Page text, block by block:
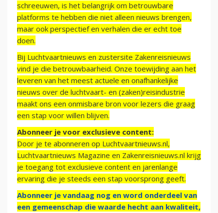
schreeuwen, is het belangrijk om betrouwbare
platforms te hebben die niet alleen nieuws brengen,
maar ook perspectief en verhalen die er echt toe
doen.
Bij Luchtvaartnieuws en zustersite Zakenreisnieuws
vind je die betrouwbaarheid. Onze toewijding aan het
leveren van het meest actuele en onafhankelijke
nieuws over de luchtvaart- en (zaken)reisindustrie
maakt ons een onmisbare bron voor lezers die graag
een stap voor willen blijven.
Abonneer je voor exclusieve content:
Door je te abonneren op Luchtvaartnieuws.nl,
Luchtvaartnieuws Magazine en Zakenreisnieuws.nl krijg
je toegang tot exclusieve content en jarenlange
ervaring die je steeds een stap voorsprong geeft.
Abonneer je vandaag nog en word onderdeel van
een gemeenschap die waarde hecht aan kwaliteit,